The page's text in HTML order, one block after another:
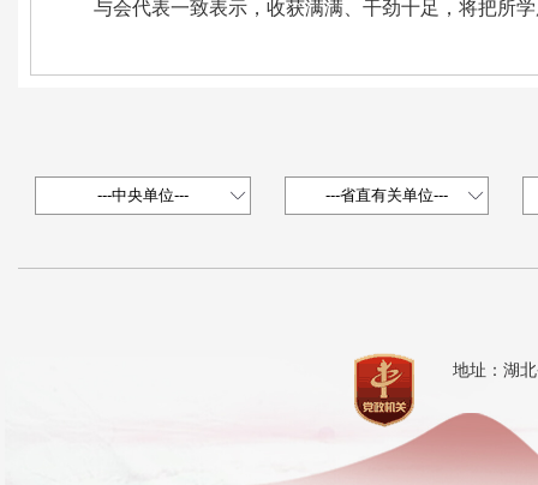
与会代表一致表示，收获满满、干劲十足，将把所
地址：湖